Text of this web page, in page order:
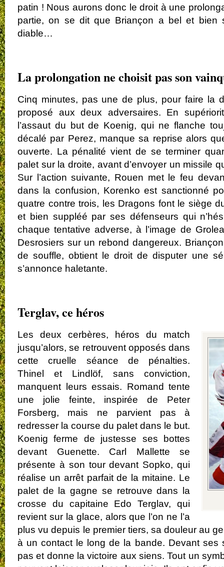
patin ! Nous aurons donc le droit à une
partie, on se dit que Briançon a bel et bien
diable…
La prolongation ne choisit pas son
Cinq minutes, pas une de plus, pour faire la
proposé aux deux adversaires. En
l’assaut du but de Koenig, qui ne flanche
décalé par Perez, manque sa reprise alors
ouverte. La pénalité vient de se terminer
palet sur la droite, avant d’envoyer un missile
Sur l’action suivante, Rouen met le feu
dans la confusion, Korenko est sanctionné
quatre contre trois, les Dragons font le siège
et bien suppléé par ses défenseurs qui
chaque tentative adverse, à l’image de
Desrosiers sur un rebond dangereux.
de souffle, obtient le droit de disputer une
s’annonce haletante.
Terglav, ce héros
Les deux cerbères, héros du match
jusqu’alors, se retrouvent opposés dans
cette cruelle séance de pénalties.
Thinel et Lindlöf, sans conviction,
manquent leurs essais. Romand tente
une jolie feinte, inspirée de Peter
Forsberg, mais ne parvient pas à
redresser la course du palet dans le but.
Koenig ferme de justesse ses bottes
devant Guenette. Carl Mallette se
présente à son tour devant Sopko, qui
réalise un arrêt parfait de la mitaine. Le
palet de la gagne se retrouve dans la
crosse du capitaine Edo Terglav, qui
revient sur la glace, alors que l’on ne l’a
plus vu depuis le premier tiers, sa douleur au
à un contact le long de la bande. Devant ses
pas et donne la victoire aux siens. Tout un